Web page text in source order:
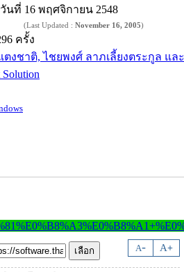
วันที่ 16 พฤศจิกายน 2548
(Last Updated : November 16, 2005)
ครั้ง
ตงชาติ, ไชยพงศ์ ลาภเลี้ยงตระกูล และ
A- A+